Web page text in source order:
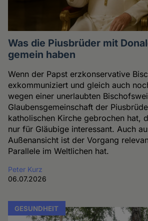
Was die Piusbrüder mit
gemein haben
Wenn der Papst erzkonservative
exkommuniziert und gleich auch
wegen einer unerlaubten
Glaubensgemeinschaft der
katholischen Kirche gebrochen hat,
nur für Gläubige interessant. Auch
Außenansicht ist der Vorgang
Parallele im Weltlichen hat.
Peter Kurz
06.07.2026
GESUNDHEIT